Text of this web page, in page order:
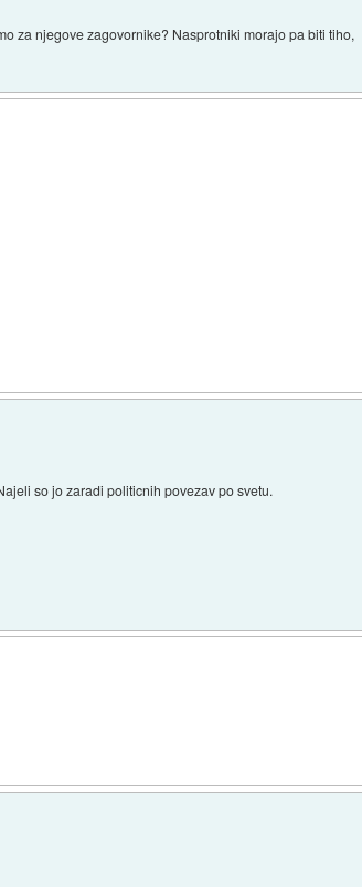
za njegove zagovornike? Nasprotniki morajo pa biti tiho,
so jo zaradi politicnih povezav po svetu.